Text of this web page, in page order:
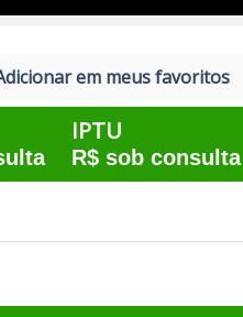
em meus favoritos
IPTU
R$ sob consulta